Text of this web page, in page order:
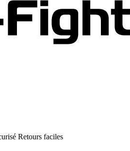
Retours faciles